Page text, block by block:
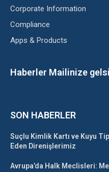
Corporate Information
Compliance
Apps & Products
Haberler Mailinize
SON HABERLER
Suçlu Kimlik Kartı ve Kuyu
Eden Direnişlerimiz
Avrupa’da Halk Meclisleri: